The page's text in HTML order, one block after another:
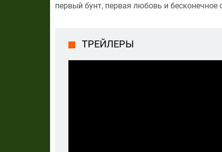
первый бунт, первая любовь и бесконечное
ТРЕЙЛЕРЫ